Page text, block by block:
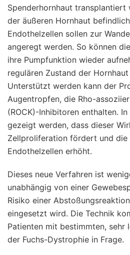
Spenderhornhaut transplantiert
der äußeren Hornhaut
Endothelzellen sollen zur
angeregt werden. So können
ihre Pumpfunktion wieder
regulären Zustand der
Unterstützt werden kann der
Augentropfen, die Rho-
(ROCK)-Inhibitoren enthalten.
gezeigt werden, dass dieser
Zellproliferation fördert und
Endothelzellen erhöht.
Dieses neue Verfahren ist
unabhängig von einer
Risiko einer
eingesetzt wird. Die Technik
Patienten mit bestimmten, sehr
der Fuchs-Dystrophie in Frage.